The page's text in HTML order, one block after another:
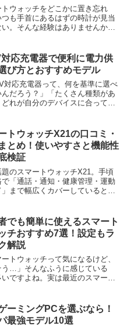
トウォッチをどこかに置き忘れ
つも手首にあるはずの時計が見当
い。そんな経験はありませんか？
忘れたりしやすいもの。でも安心
ださい。iPhone...
応充電器で便利に電力供
び方とおすすめモデル
対応充電器って、何を基準に選べ
だろう？」「たくさん種類があ
どれが自分のデバイスに合ってい
パソコンなど、私たちの生活には
要なデバイス...
トウォッチX21の口コミ・
とめ！使いやすさと機能性
検証
題のスマートウォッチX21。手頃
で「通話・通知・健康管理・運動
まで幅広くカバーしていると評
コミや実際の使用感をもとに、
力と注意点をま...
でも簡単に使えるスマート
チおすすめ7選！設定もラ
解説
ートウォッチって気になるけど、
う…」そんなふうに感じている
ですよね。実は最近のスマート
通知チェック、時計としての便
ュッと詰め込んだ“...
ーミングPCを選ぶなら！
最強モデル10選